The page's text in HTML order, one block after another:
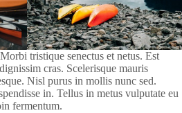
tristique senectus et netus. Est
cras. Scelerisque mauris
Nisl purus in mollis nunc sed.
in. Tellus in metus vulputate eu
fermentum.